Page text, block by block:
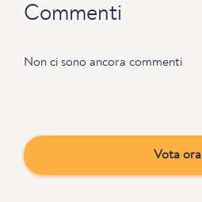
Commenti
Non ci sono ancora commenti
Vota ora